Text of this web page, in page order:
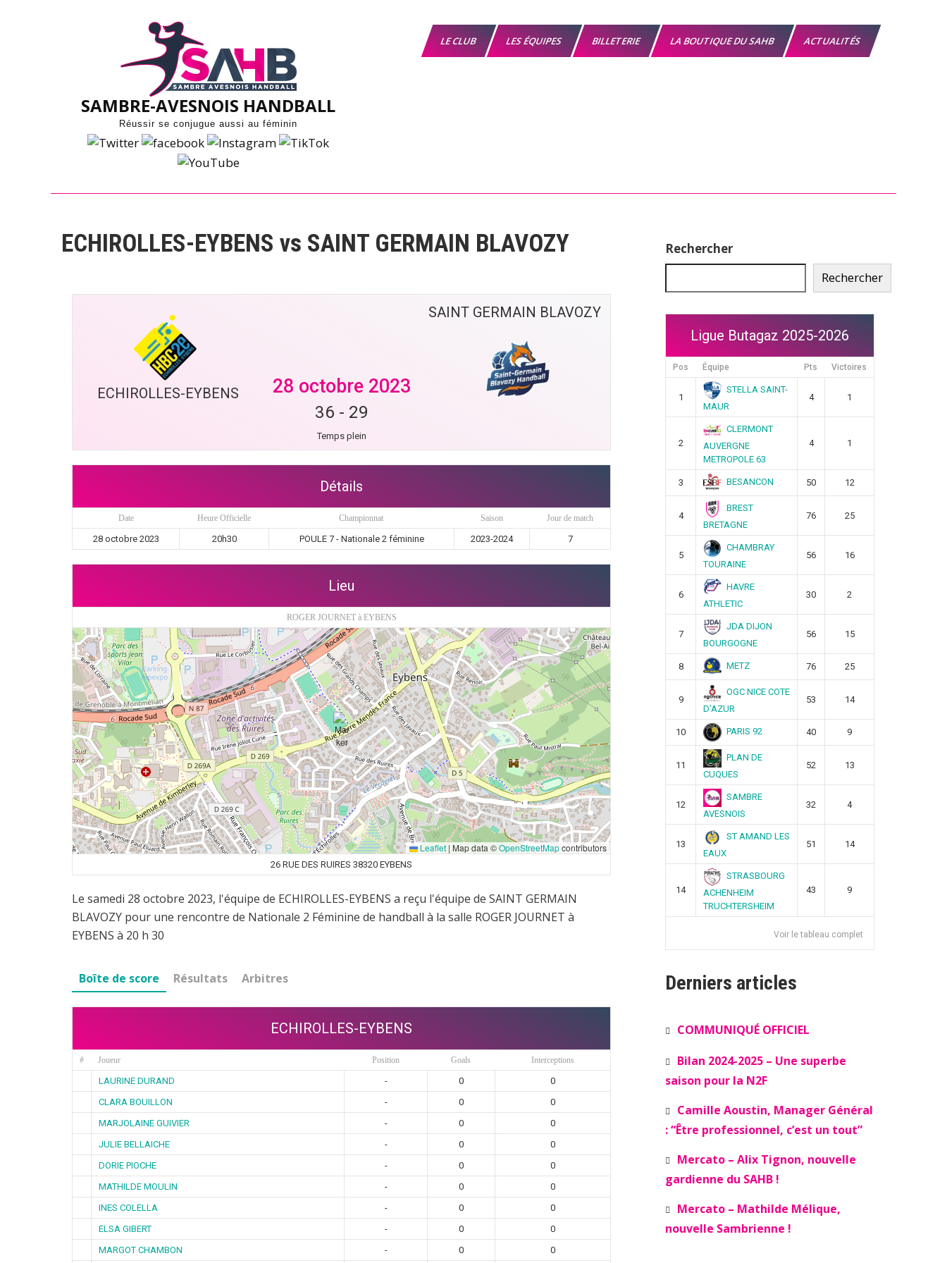
SAMBRE-AVESNOIS HANDBALL
Réussir se conjugue aussi au féminin
LE CLUB LES ÉQUIPES BILLETERIE LA BOUTIQUE DU SAHB ACTUALITÉS
ECHIROLLES-EYBENS vs SAINT GERMAIN BLAVOZY
ECHIROLLES-EYBENS
SAINT GERMAIN BLAVOZY
28 octobre 2023
36 - 29
Temps plein
Détails
Date Heure Officielle Championnat Saison Jour de match
28 octobre 2023 20h30 POULE 7 - Nationale 2 féminine 2023-2024 7
Lieu
ROGER JOURNET à EYBENS
Leaflet | Map data ©OpenStreetMapcontributors
26 RUE DES RUIRES 38320 EYBENS
Le samedi 28 octobre 2023, l'équipe de ECHIROLLES-EYBENS a reçu l'équipe de SAINT GERMAIN
BLAVOZY pour une rencontre de Nationale 2 Féminine de handball à la salle ROGER JOURNET à
EYBENS à 20 h 30
Boîte de score Résultats Arbitres
ECHIROLLES-EYBENS
# Joueur Position Goals Interceptions
LAURINE DURAND - 0
0
CLARA BOUILLON
- 0
0
MARJOLAINE GUIVIER
- 0
0
JULIE BELLAICHE
- 0
0
DORIE PIOCHE
- 0
0
MATHILDE MOULIN
- 0
0
INES COLELLA
- 0
0
ELSA GIBERT
- 0
0
MARGOT CHAMBON
- 0
0
Rechercher
Rechercher
Ligue Butagaz 2025-2026
Pos Équipe Pts Victoires
1
STELLA SAINT-
MAUR
4 1
2
CLERMONT
AUVERGNE
METROPOLE 63
4 1
3 BESANCON 50 12
4
BREST
BRETAGNE
76 25
5
CHAMBRAY
TOURAINE
56 16
6
HAVRE
ATHLETIC
30 2
7
JDA DIJON
BOURGOGNE
56 15
8 METZ 76 25
9
OGC NICE COTE
D’AZUR
53 14
10 PARIS 92 40 9
11
PLAN DE
CUQUES
52 13
12
SAMBRE
AVESNOIS
32 4
13
ST AMAND LES
EAUX
51 14
14
STRASBOURG
ACHENHEIM
TRUCHTERSHEIM
43 9
Voir le tableau complet
Derniers articles
COMMUNIQUÉ OFFICIEL
Bilan 2024-2025 – Une superbe
saison pour la N2F
Camille Aoustin, Manager Général
: “Être professionnel, c’est un tout”
Mercato – Alix Tignon, nouvelle
gardienne du SAHB !
Mercato – Mathilde Mélique,
nouvelle Sambrienne !